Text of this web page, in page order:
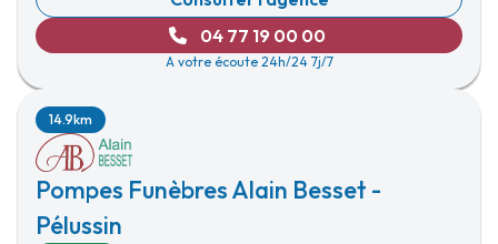
04 77 19 00 00
A votre écoute 24h/24 7j/7
Pompes Funèbres Alain Besset -
Pélussin
14.9km